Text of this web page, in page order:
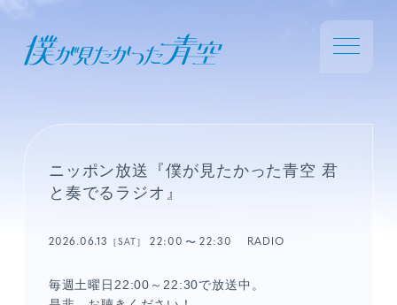
ニッポン放送『僕が見たかった青空 君
と奏でるラジオ』
2026.06.13 ［SAT］22:00 22:30 RADIO
毎週土曜日22:00～22:30で放送中。